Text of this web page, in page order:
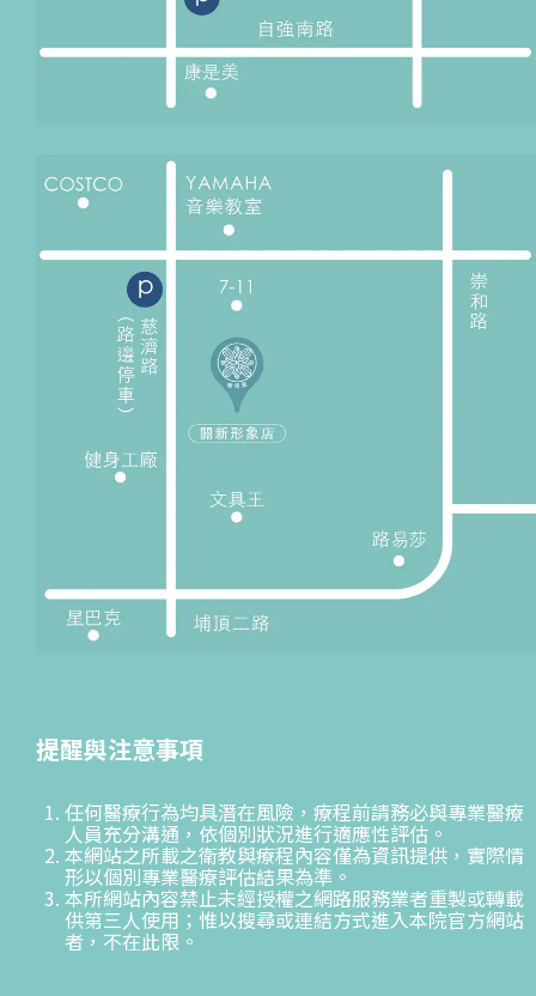
提醒與注意事項
任何醫療行為均具潛在風險，療程前請務必與專業醫療
人員充分溝通，依個別狀況進行適應性評估。
本網站之所載之衛教與療程內容僅為資訊提供，實際情
形以個別專業醫療評估結果為準。
本所網站內容禁止未經授權之網路服務業者重製或轉載
供第三人使用；惟以搜尋或連結方式進入本院官方網站
者，不在此限。